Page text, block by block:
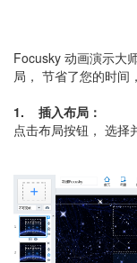
Focusky 动画演示大
局， 节省了您的时间
1. 插入布局：
点击布局按钮， 选择